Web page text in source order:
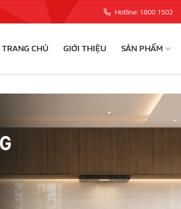
Hotline: 1800 1502
TRANG CHỦ GIỚI THIỆU SẢN PHẨM